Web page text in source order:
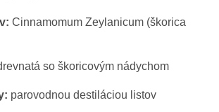
Cinnamomum Zeylanicum (škorica
so škoricovým nádychom
parovodnou destiláciou listov